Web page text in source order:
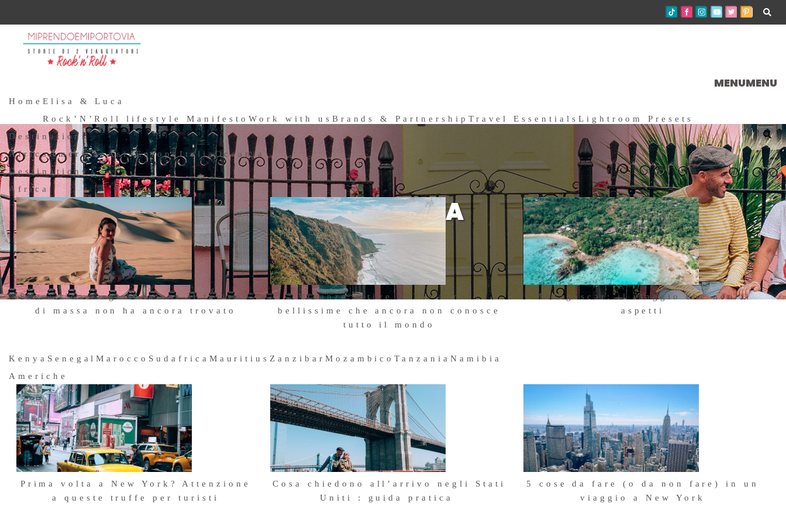
MENUMENU
Home Elisa & Luca
Rock’N’Roll lifestyle ManifestoWork with us Brands & Partnership Travel Essentials Lightroom Presets
Destinations
AfricaAmericheAsiaEuropaItaliaOceania
Destinations
Africa
Siwa: l’oasi egiziana che il turismo
di massa non ha ancora trovato
Vacanze estive 2026: 4 mete
bellissime che ancora non conosce
tutto il mondo
Madagascar: il viaggio che non ti
aspetti
Kenya SenegalMarocco Sudafrica Mauritius Zanzibar MozambicoTanzania Namibia
Americhe
Prima volta a New York? Attenzione
a queste truffe per turisti
Cosa chiedono all’arrivo negli Stati
Uniti : guida pratica
5 cose da fare (o da non fare) in un
viaggio a New York
ARGENTINA